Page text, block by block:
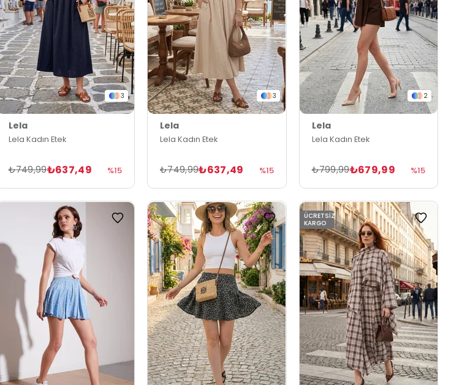
3
Lela
Lela Kadın Etek
₺637,49
₺749,99 %15
3
Lela
Lela Kadın Etek
₺637,49
₺749,99 %15
2
Lela
Lela Kadın Etek
₺679,99
₺799,99 %15
ÜCRETSIZ
KARGO